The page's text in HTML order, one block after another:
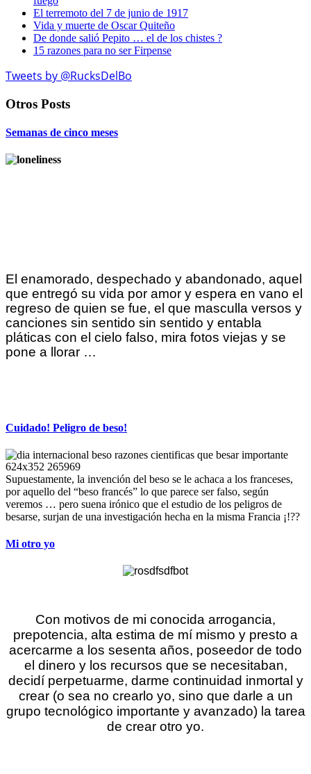
El terremoto del 7 de junio de 1917
Vida y muerte de Oscar Quiteño
De donde salió Pepito … el de los chistes ?
15 razones para no ser Firpense
Tweets by @RucksDelBo
Otros Posts
Semanas de cinco meses
El enamorado, despechado y abandonado, aquel
que entregó su vida por amor y espera en vano el
regreso de quien se fue, el que masculla versos y
canciones sin sentido sin sentido y entabla
pláticas con el cielo falso, mira fotos viejas y se
pone a llorar …
Cuidado! Peligro de beso!
Supuestamente, la invención del beso se le achaca a los franceses,
por aquello del “beso francés” lo que parece ser falso, según
veremos … pero suena irónico que el estudio de los peligros de
besarse, surjan de una investigación hecha en la misma Francia ¡!??
Mi otro yo
Con motivos de mi conocida arrogancia,
prepotencia, alta estima de mí mismo y presto a
acercarme a los sesenta años, poseedor de todo
el dinero y los recursos que se necesitaban,
decidí perpetuarme, darme continuidad inmortal y
crear (o sea no crearlo yo, sino que darle a un
grupo tecnológico importante y avanzado) la tarea
de crear otro yo.